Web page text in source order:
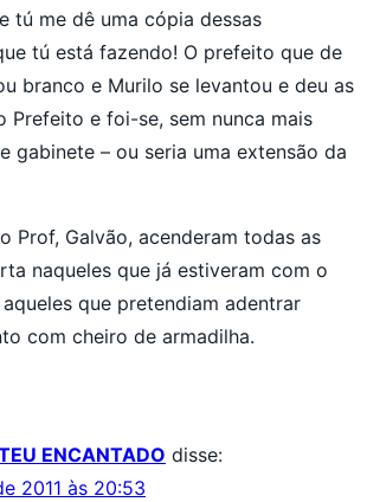
tú me dê uma cópia dessas
tú está fazendo! O prefeito que de
branco e Murilo se levantou e deu as
Prefeito e foi-se, sem nunca mais
gabinete – ou seria uma extensão da
Prof, Galvão, acenderam todas as
naqueles que já estiveram com o
que pretendiam adentrar
com cheiro de armadilha.
ENCANTADO disse:
2011 às 20:53